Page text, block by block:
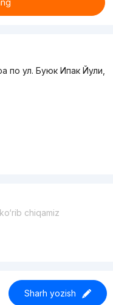
по ул. Буюк Ипак Йули,
chiqamiz
Sharh yozish